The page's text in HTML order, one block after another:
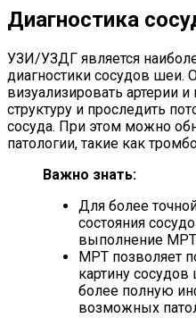
Диагностика
УЗИ/УЗДГ является
диагностики сосудов шеи.
визуализировать артерии
структуру и проследить
сосуда. При этом можно
патологии, такие как
Важно знать:
Для более
состояния
выполнение
МРТ позволяет
картину
более полную
возможных